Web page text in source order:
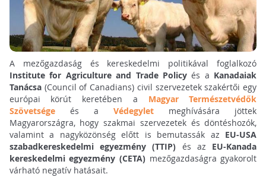
A mezőgazdaság és kereskedelmi politikával foglalkozó
Institute for Agriculture and Trade Policyés a Kanadaiak
Tanácsa(Council of Canadians) civil szervezetek szakértői egy
európai körút keretében a Magyar Természetvédők
Szövetségeés aVédegylet meghívására jöttek
Magyarországra, hogy szakmai szervezetek és döntéshozók,
valamint a nagyközönség előtt is bemutassák az EU-USA
szabadkereskedelmi egyezmény (TTIP) és az EU-Kanada
kereskedelmi egyezmény (CETA) mezőgazdaságra gyakorolt
várható negatív hatásait.